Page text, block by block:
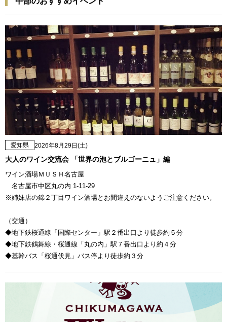
愛知県 2026年8月29日(土)
大人のワイン交流会 「世界の泡とブルゴーニュ」編
ワイン酒場ＭＵＳＨ名古屋
名古屋市中区丸の内 1-11-29
※姉妹店の錦２丁目ワイン酒場とお間違えのないようご注意ください。
（交通）
◆地下鉄桜通線「国際センター」駅２番出口より徒歩約５分
◆地下鉄鶴舞線・桜通線「丸の内」駅７番出口より約４分
◆基幹バス「桜通伏見」バス停より徒歩約３分